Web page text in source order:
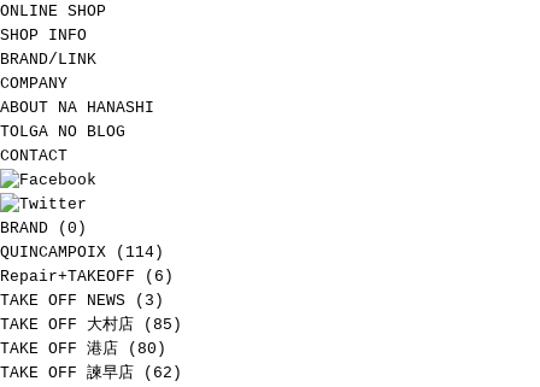
ONLINE SHOP
SHOP INFO
BRAND/LINK
COMPANY
ABOUT NA HANASHI
TOLGA NO BLOG
CONTACT
BRAND (0)
QUINCAMPOIX (114)
Repair+TAKEOFF (6)
TAKE OFF NEWS (3)
TAKE OFF 大村店 (85)
TAKE OFF 港店 (80)
TAKE OFF 諫早店 (62)